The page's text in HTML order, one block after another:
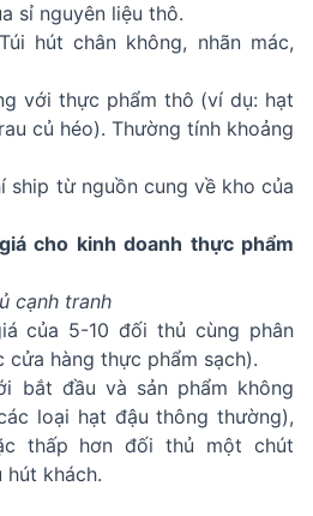
sỉ nguyên liệu thô.
hút chân không, nhãn mác,
với thực phẩm thô (ví dụ: hạt
củ héo). Thường tính khoảng
ship từ nguồn cung về kho của
cho kinh doanh thực phẩm
cạnh tranh
của 5-10 đối thủ cùng phân
cửa hàng thực phẩm sạch).
bắt đầu và sản phẩm không
loại hạt đậu thông thường),
thấp hơn đối thủ một chút
hút khách.